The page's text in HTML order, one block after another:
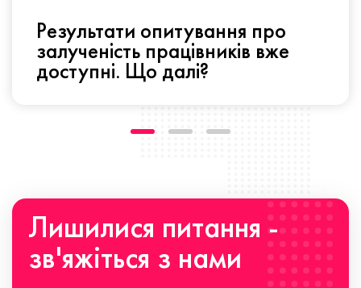
Результати опитування про
залученість працівників вже
доступні. Що далі?
Лишилися питання -
зв'яжіться з нами